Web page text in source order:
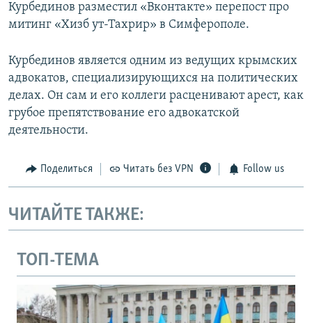
Курбединов разместил «Вконтакте» перепост про
митинг «Хизб ут-Тахрир» в Симферополе.
Курбединов является одним из ведущих крымских
адвокатов, специализирующихся на политических
делах. Он сам и его коллеги расценивают арест, как
грубое препятствование его адвокатской
деятельности.
Поделиться Читать без VPN Follow us
ЧИТАЙТЕ ТАКЖЕ:
ТОП-ТЕМА